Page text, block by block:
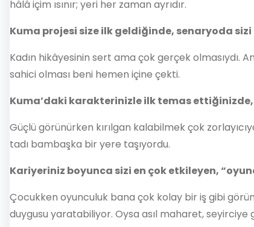
hâlâ içim ısınır; yeri her zaman ayrıdır.
Kuma projesi size ilk geldiğinde, senaryoda
Kadın hikâyesinin sert ama çok gerçek olmasıydı.
sahici olması beni hemen içine çekti.
Kuma’daki karakterinizle ilk temas
Güçlü görünürken kırılgan kalabilmek çok
tadı bambaşka bir yere taşıyordu.
Kariyeriniz boyunca sizi en çok etkileyen,
Çocukken oyunculuk bana çok kolay bir iş gibi
duygusu yaratabiliyor. Oysa asıl maharet,